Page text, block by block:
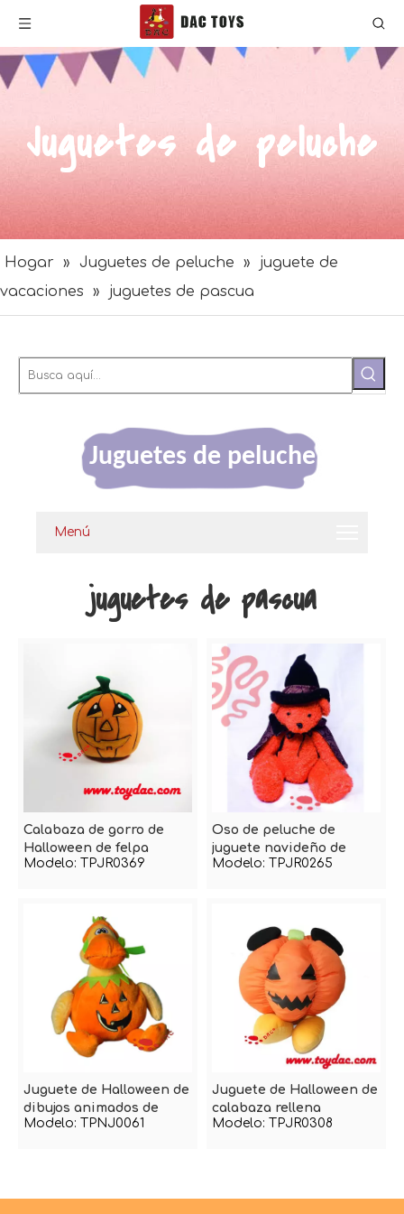
Juguetes de peluche
Hogar » Juguetes de peluche »
juguete de
vacaciones
» juguetes de pascua
Juguetes de peluche
Menú
juguetes de pascua
Calabaza de gorro de
Halloween de felpa
Modelo: TPJR0369
Oso de peluche de
juguete navideño de
Halloween
Modelo: TPJR0265
Juguete de Halloween de
dibujos animados de
peluche
Modelo: TPNJ0061
Juguete de Halloween de
calabaza rellena
Modelo: TPJR0308